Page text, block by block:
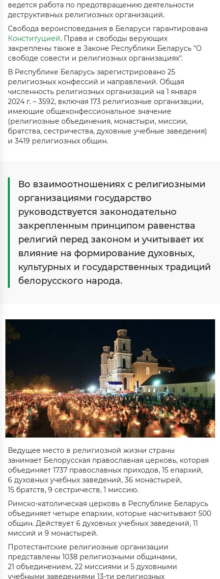
ведется работа по предотвращению деятельности
деструктивных религиозных организаций.
Свобода вероисповедания в Беларуси гарантирована
Конституцией. Права и свободы верующих
закреплены также в Законе Республики Беларусь "О
свободе совести и религиозных организациях".
В Республике Беларусь зарегистрировано 25
религиозных конфессий и направлений. Общая
численность религиозных организаций на 1 января
2024 г. – 3592, включая 173 религиозные организации,
имеющие общеконфессиональное значение
(религиозные объединения, монастыри, миссии,
братства, сестричества, духовные учебные заведения)
и 3419 религиозных общин.
Во взаимоотношениях с религиозными
организациями государство
руководствуется законодательно
закрепленным принципом равенства
религий перед законом и учитывает их
влияние на формирование духовных,
культурных и государственных традиций
белорусского народа.
Ведущее место в религиозной жизни страны
занимает Белорусская православная церковь, которая
объединяет 1737 православных приходов, 15 епархий,
6 духовных учебных заведений, 36 монастырей,
15 братств, 9 сестричеств, 1 миссию.
Римско-католическая церковь в Республике Беларусь
объединяет четыре епархии, которые насчитывают 500
общин. Действует 6 духовных учебных заведений, 11
миссий и 9 монастырей.
Протестантские религиозные организации
представлены 1038 религиозными общинами,
21 объединением, 22 миссиями и 5 духовными
учебными заведениями 13-ти религиозных